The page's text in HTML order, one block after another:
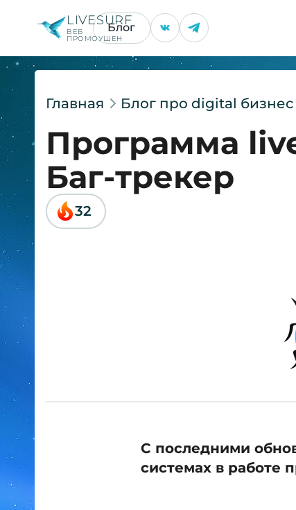
LIVESURF
ВЕБ
ПРОМОУШЕН
Блог
Главная Блог про digital бизнес
Программа
Баг-трекер
32
С последними
системах в работе